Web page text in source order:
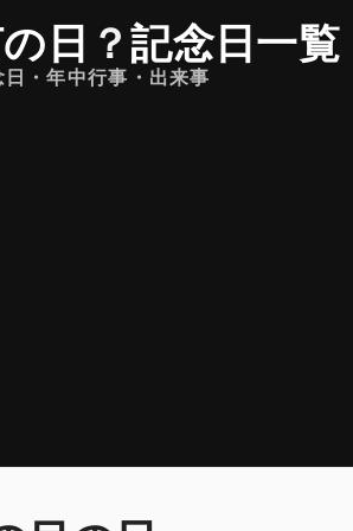
日 ？記念日一覧
日・年中行事・出来事